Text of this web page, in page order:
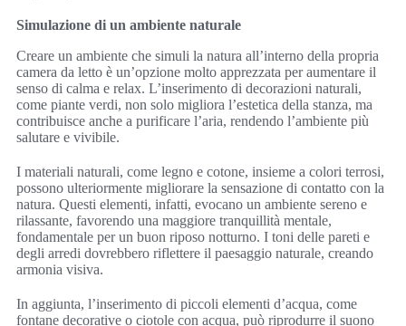
Simulazione di un ambiente naturale
Creare un ambiente che simuli la natura all’interno della propria
camera da letto è un’opzione molto apprezzata per aumentare il
senso di calma e relax. L’inserimento di decorazioni naturali,
come piante verdi, non solo migliora l’estetica della stanza, ma
contribuisce anche a purificare l’aria, rendendo l’ambiente più
salutare e vivibile.
I materiali naturali, come legno e cotone, insieme a colori terrosi,
possono ulteriormente migliorare la sensazione di contatto con la
natura. Questi elementi, infatti, evocano un ambiente sereno e
rilassante, favorendo una maggiore tranquillità mentale,
fondamentale per un buon riposo notturno. I toni delle pareti e
degli arredi dovrebbero riflettere il paesaggio naturale, creando
armonia visiva.
In aggiunta, l’inserimento di piccoli elementi d’acqua, come
fontane decorative o ciotole con acqua, può riprodurre il suono